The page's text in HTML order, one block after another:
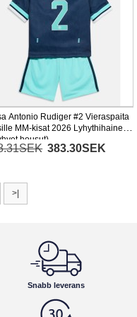
Antonio Rudiger #2 Vieraspaita
MM-kisat 2026 Lyhythihainen
housut)
383.30SEK
>|
Snabb leverans